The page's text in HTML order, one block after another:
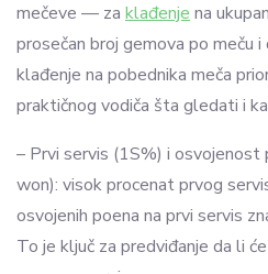
mečeve — za klađenje na
prosečan broj gemova po meču i
klađenje na pobednika meča
praktičnog vodiča šta gledati i
– Prvi servis (1S%) i osvojenost
won): visok procenat prvog
osvojenih poena na prvi servis
To je ključ za predviđanje da li